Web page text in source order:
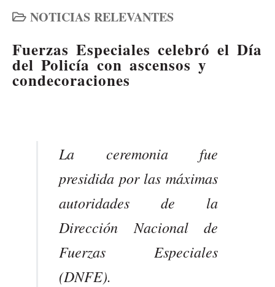
NOTICIAS RELEVANTES
Fuerzas Especiales celebró el Día
del Policía con ascensos y
condecoraciones
La ceremonia fue
presidida por las máximas
autoridades de la
Dirección Nacional de
Fuerzas Especiales
(DNFE).